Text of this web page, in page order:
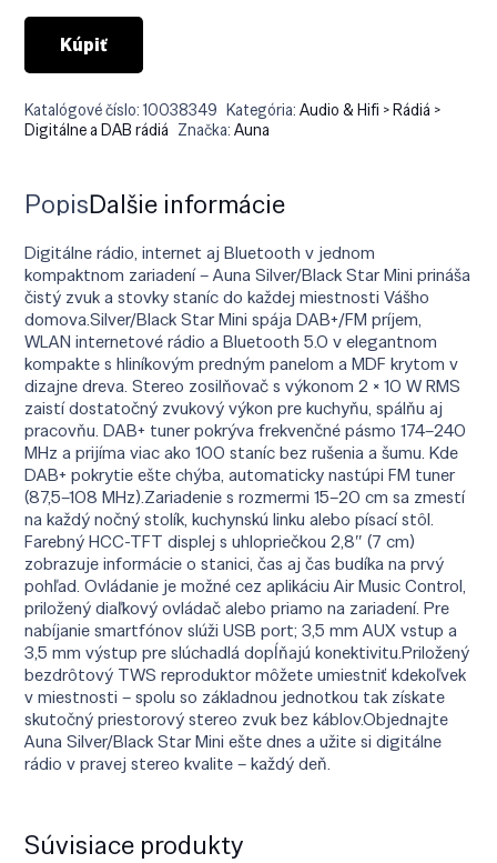
Kúpiť
Katalógové číslo:10038349 Kategória:Audio & Hifi > Rádiá >
Digitálne a DAB rádiá Značka:Auna
PopisĎalšie informácie
Digitálne rádio, internet aj Bluetooth v jednom
kompaktnom zariadení – Auna Silver/Black Star Mini prináša
čistý zvuk a stovky staníc do každej miestnosti Vášho
domova.Silver/Black Star Mini spája DAB+/FM príjem,
WLAN internetové rádio a Bluetooth 5.0 v elegantnom
kompakte s hliníkovým predným panelom a MDF krytom v
dizajne dreva. Stereo zosilňovač s výkonom 2 × 10 W RMS
zaistí dostatočný zvukový výkon pre kuchyňu, spálňu aj
pracovňu. DAB+ tuner pokrýva frekvenčné pásmo 174–240
MHz a prijíma viac ako 100 staníc bez rušenia a šumu. Kde
DAB+ pokrytie ešte chýba, automaticky nastúpi FM tuner
(87,5–108 MHz).Zariadenie s rozmermi 15–20 cm sa zmestí
na každý nočný stolík, kuchynskú linku alebo písací stôl.
Farebný HCC-TFT displej s uhlopriečkou 2,8″ (7 cm)
zobrazuje informácie o stanici, čas aj čas budíka na prvý
pohľad. Ovládanie je možné cez aplikáciu Air Music Control,
priložený diaľkový ovládač alebo priamo na zariadení. Pre
nabíjanie smartfónov slúži USB port; 3,5 mm AUX vstup a
3,5 mm výstup pre slúchadlá dopĺňajú konektivitu.Priložený
bezdrôtový TWS reproduktor môžete umiestniť kdekoľvek
v miestnosti – spolu so základnou jednotkou tak získate
skutočný priestorový stereo zvuk bez káblov.Objednajte
Auna Silver/Black Star Mini ešte dnes a užite si digitálne
rádio v pravej stereo kvalite – každý deň.
Súvisiace produkty